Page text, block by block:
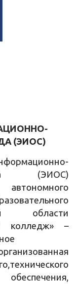
(ЭИОС)
(ЭИОС)
области
колледж» –